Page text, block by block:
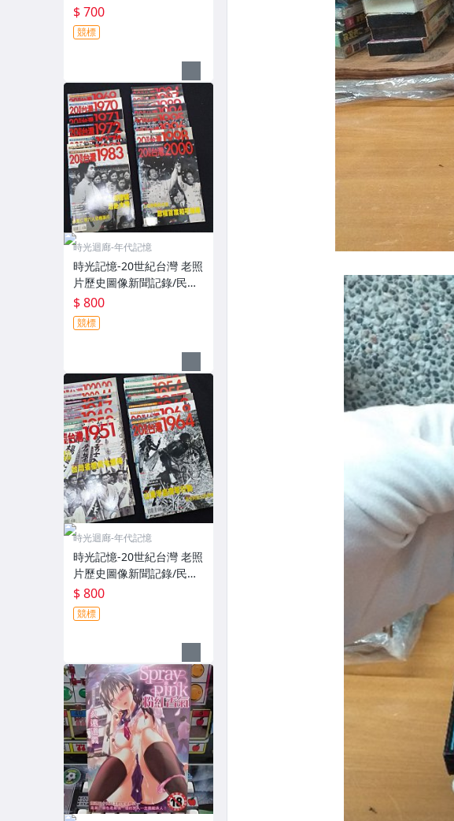
final fight/classic arcade
collection
$ 700
競標
時光迴廊-年代記憶
時光記憶-20世紀台灣 老照
片歷史圖像新聞記錄/民國
72年~85年 15本合拍 鄧麗
君 黃俊雄布袋戲 金龍少棒
大家樂
$ 800
競標
時光迴廊-年代記憶
時光記憶-20世紀台灣 老照
片歷史圖像新聞記錄/民國
9年~民國57年 14本合拍
$ 800
競標